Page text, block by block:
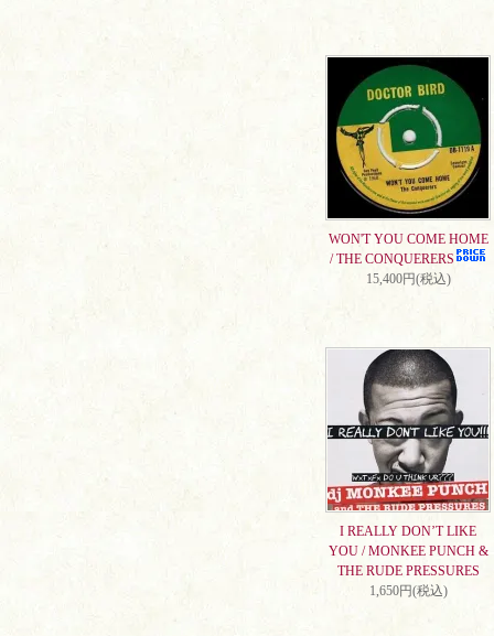
WON'T YOU COME HOME
/ THE CONQUERERS
15,400円(税込)
I REALLY DON’T LIKE
YOU / MONKEE PUNCH &
THE RUDE PRESSURES
1,650円(税込)